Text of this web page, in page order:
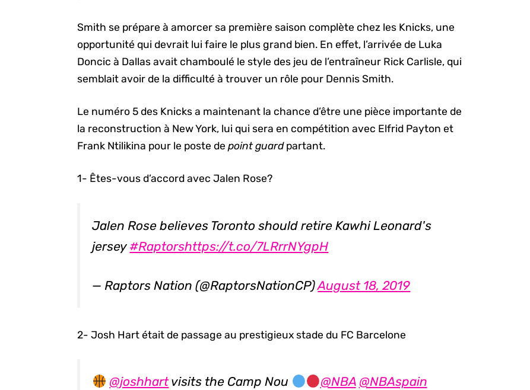
Smith se prépare à amorcer sa première saison complète chez les Knicks, une
opportunité qui devrait lui faire le plus grand bien. En effet, l’arrivée de Luka
Doncic à Dallas avait chamboulé le style des jeu de l’entraîneur Rick Carlisle, qui
semblait avoir de la difficulté à trouver un rôle pour Dennis Smith.
Le numéro 5 des Knicks a maintenant la chance d’être une pièce importante de
la reconstruction à New York, lui qui sera en compétition avec Elfrid Payton et
Frank Ntilikina pour le poste depoint guard partant.
1- Êtes-vous d’accord avec Jalen Rose?
Jalen Rose believes Toronto should retire Kawhi Leonard's
jersey #Raptorshttps://t.co/7LRrrNYgpH
— Raptors Nation (@RaptorsNationCP)August 18, 2019
2- Josh Hart était de passage au prestigieux stade du FC Barcelone
@joshhartvisits the Camp Nou @NBA @NBAspain